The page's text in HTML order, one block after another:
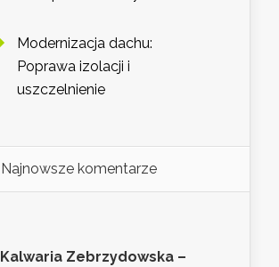
Modernizacja dachu:
Poprawa izolacji i
uszczelnienie
Najnowsze komentarze
Kalwaria Zebrzydowska –